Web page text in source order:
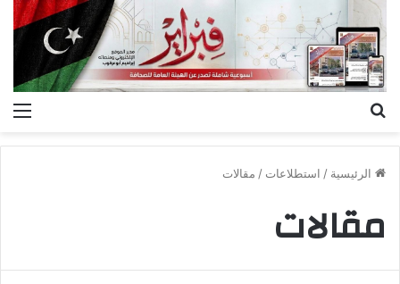
الرئيسية / استطلاعات / مقالات
مقالات